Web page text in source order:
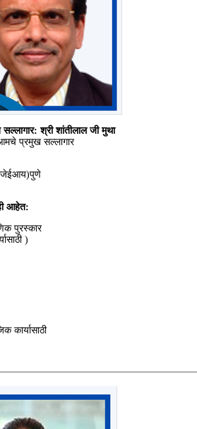
श्री शांतीलाल जी मुथा
प्रमुख सल्लागार
आहेत:
पुरस्कार
)
कार्यासाठी